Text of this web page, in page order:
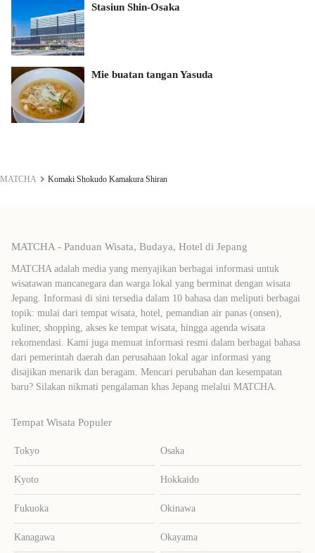
Stasiun Shin-Osaka
Mie buatan tangan Yasuda
MATCHA Komaki Shokudo Kamakura Shiran
MATCHA - Panduan Wisata, Budaya, Hotel di Jepang
MATCHA adalah media yang menyajikan berbagai informasi untuk
wisatawan mancanegara dan warga lokal yang berminat dengan wisata
Jepang. Informasi di sini tersedia dalam 10 bahasa dan meliputi berbagai
topik: mulai dari tempat wisata, hotel, pemandian air panas (onsen),
kuliner, shopping, akses ke tempat wisata, hingga agenda wisata
rekomendasi. Kami juga memuat informasi resmi dalam berbagai bahasa
dari pemerintah daerah dan perusahaan lokal agar informasi yang
disajikan menarik dan beragam. Mencari perubahan dan kesempatan
baru? Silakan nikmati pengalaman khas Jepang melalui MATCHA.
Tempat Wisata Populer
Tokyo Osaka
Kyoto Hokkaido
Fukuoka Okinawa
Kanagawa Okayama